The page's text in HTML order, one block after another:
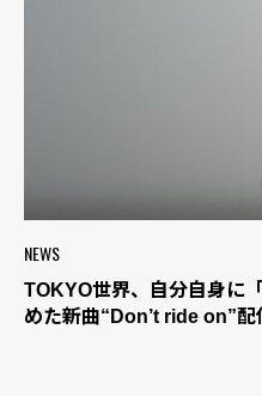
NEWS
TOKYO世界、自分自身に
めた新曲“Don’t ride on”配